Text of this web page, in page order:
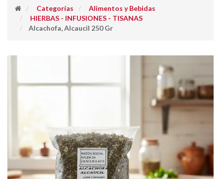
Categorías
Alimentos y Bebidas
HIERBAS - INFUSIONES - TISANAS
Alcachofa, Alcaucil 250 Gr